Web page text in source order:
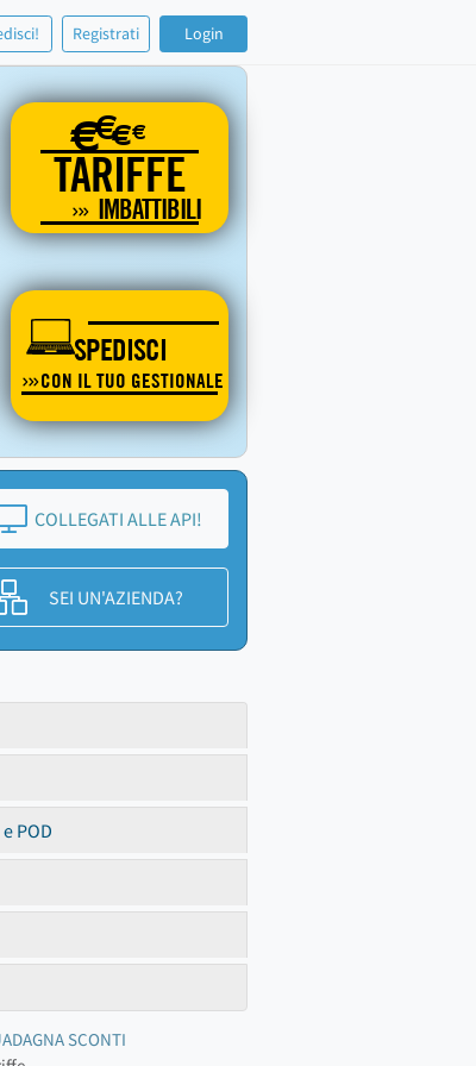
Registrati Login
€€€€
TARIFFE
IMBATTIBILI
SPEDISCI
CON IL TUO GESTIONALE
COLLEGATI ALLE API!
SEI UN'AZIENDA?
POD
SCONTI